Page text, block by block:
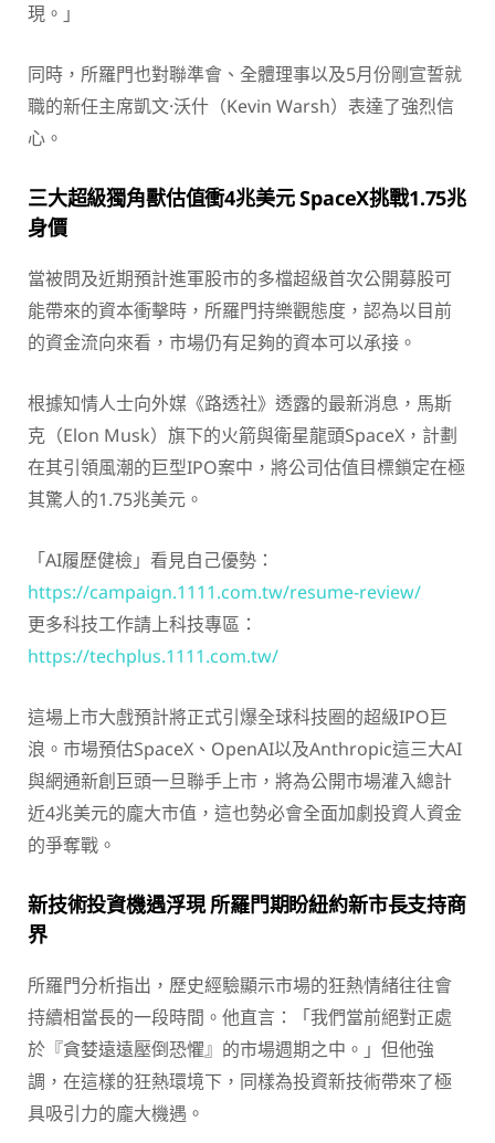
現。」
同時，所羅門也對聯準會、全體理事以及5月份剛宣誓就
職的新任主席凱文·沃什（Kevin Warsh）表達了強烈信
心。
三大超級獨角獸估值衝4兆美元 SpaceX挑戰1.75兆
身價
當被問及近期預計進軍股市的多檔超級首次公開募股可
能帶來的資本衝擊時，所羅門持樂觀態度，認為以目前
的資金流向來看，市場仍有足夠的資本可以承接。
根據知情人士向外媒《路透社》透露的最新消息，馬斯
克（Elon Musk）旗下的火箭與衛星龍頭SpaceX，計劃
在其引領風潮的巨型IPO案中，將公司估值目標鎖定在極
其驚人的1.75兆美元。
「AI履歷健檢」看見自己優勢：
https://campaign.1111.com.tw/resume-review/
更多科技工作請上科技專區：
https://techplus.1111.com.tw/
這場上市大戲預計將正式引爆全球科技圈的超級IPO巨
浪。市場預估SpaceX、OpenAI以及Anthropic這三大AI
與網通新創巨頭一旦聯手上市，將為公開市場灌入總計
近4兆美元的龐大市值，這也勢必會全面加劇投資人資金
的爭奪戰。
新技術投資機遇浮現 所羅門期盼紐約新市長支持商
界
所羅門分析指出，歷史經驗顯示市場的狂熱情緒往往會
持續相當長的一段時間。他直言：「我們當前絕對正處
於『貪婪遠遠壓倒恐懼』的市場週期之中。」但他強
調，在這樣的狂熱環境下，同樣為投資新技術帶來了極
具吸引力的龐大機遇。